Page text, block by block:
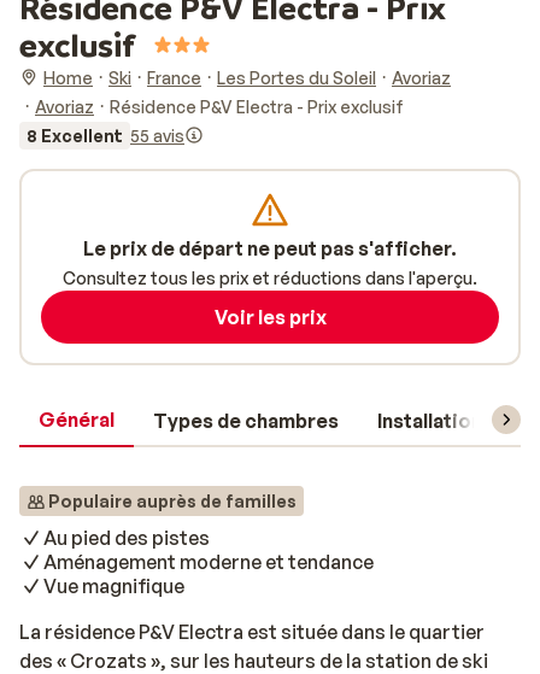
exclusif
Home Ski France Les Portes du Soleil
Avoriaz
Avoriaz
Résidence P&V Electra - Prix exclusif
8 Excellent 55 avis
Général Types de chambres Installations
Populaire auprès de familles
Au pied des pistes
Aménagement moderne et tendance
Vue magnifique
La résidence P&V Electra est située dans le quartier
des « Crozats », sur les hauteurs de la station de ski
Le prix de départ ne peut pas s'afficher.
Consultez tous les prix et réductions dans l'aperçu.
Voir les prix